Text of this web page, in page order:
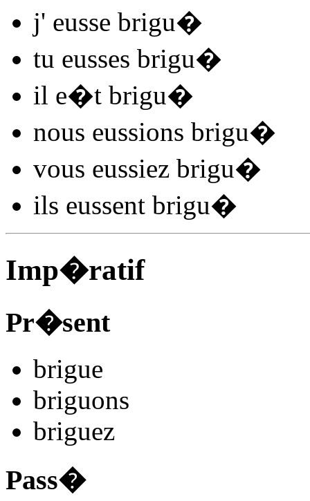
j' eusse brigu�
tu eusses brigu�
il e�t brigu�
nous eussions brigu�
vous eussiez brigu�
ils eussent brigu�
Imp�ratif
Pr�sent
brigue
briguons
briguez
Pass�